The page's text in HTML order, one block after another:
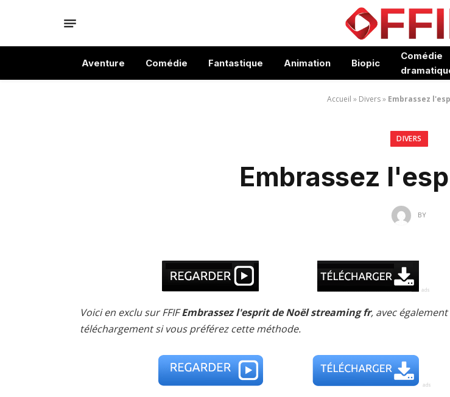
Aventure Comédie Fantastique Animation Biopic
Comédie
Accueil » Divers» Embrassez
DIVERS
Embrassez
BY
Voici en exclu sur FFIFEmbrassez l'esprit de Noël streaming fr, avec
téléchargement si vous préférez cette méthode.